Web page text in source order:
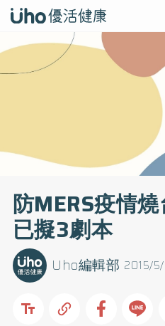
防MERS疫情燒
已擬3劇本
2015/
Uho編輯部